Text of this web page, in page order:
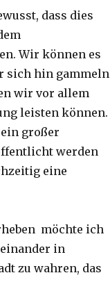
dass dies
Wir können es
sich hin gammeln
wir vor allem
leisten können.
großer
werden
eine
möchte ich
in
zu wahren, das